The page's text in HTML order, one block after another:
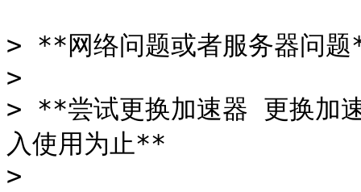
> **网络问题或者服务器问
>
> **尝试更换加速器 更换加
入使用为止**
>